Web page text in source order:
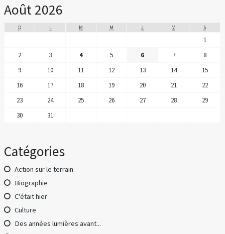
Août 2026
D L M M J V S
1
2
3 4 5 6 7
8
9
10 11 12 13 14
15
16
17 18 19 20 21
22
23
24 25 26 27 28
29
30
31
Catégories
Action sur le terrain
Biographie
C'était hier
Culture
Des années lumières avant...